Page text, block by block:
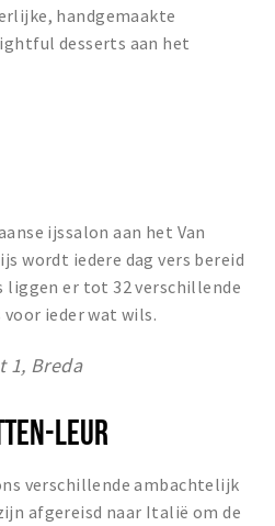
handgemaakte
desserts aan het
ijssalon aan het Van
wordt iedere dag vers bereid
liggen er tot 32 verschillende
ieder wat wils.
1, Breda
LEUR
verschillende ambachtelijk
afgereisd naar Italië om de